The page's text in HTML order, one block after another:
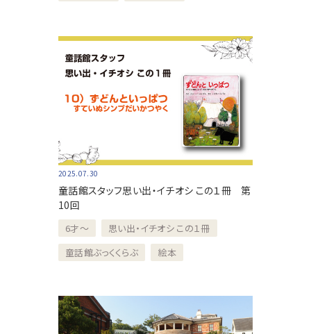
2025.07.30
童話館スタッフ思い出・イチオシ この１冊 第
10回
6才～
思い出・イチオシ この１冊
童話館ぶっくくらぶ
絵本